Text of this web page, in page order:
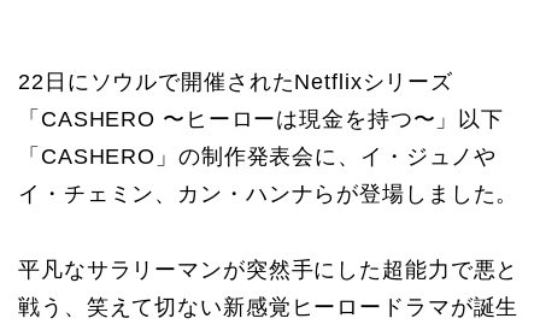
22日にソウルで開催されたNetflixシリーズ
「CASHERO 〜ヒーローは現金を持つ〜」以下
「CASHERO」の制作発表会に、イ・ジュノや
イ・チェミン、カン・ハンナらが登場しました。
平凡なサラリーマンが突然手にした超能力で悪と
戦う、笑えて切ない新感覚ヒーロードラマが誕生